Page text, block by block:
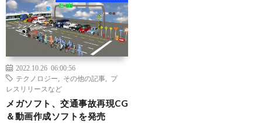
2022.10.26 06:00:56
テクノロジー
その他の記事
プ
レスリリースなど
メガソフト、交通事故再現CG
＆動画作成ソフトを発売